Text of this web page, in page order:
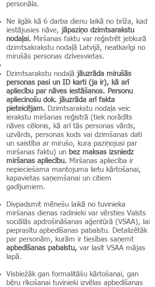
personāla.
Ne ilgāk kā 6 darba dienu laikā no brīža, kad
iestājusies nāve, jāpaziņo dzimtsarakstu
nodaļai. Miršanas faktu var reģistrēt jebkurā
dzimtsakrakstu nodaļā Latvijā, neatkarīgi no
mirušās personas dzīvesvietas.
Dzimtsarakstu nodaļā jāuzrāda mirušās
personas pasi un ID karti (ja ir), kā arī
apliecību par nāves iestāšanos. Personu
apliecinošu dok. jāuzrāda arī fakta
pieteicējam. Dzimtsarakstu nodaļa veic
ierakstu miršanas reģistrā (tiek norādīts
nāves cēlonis, kā arī tās personas vārds,
uzvārds, personas kods vai dzimšanas dati
un saistība ar mirušo, kura paziņojusi par
miršanas faktu) un bez maksas izsniedz
miršanas apliecību. Miršanas apliecība ir
nepieciešama mantojuma lietu kārtošanai,
kapavietas saņemšanai un citiem
gadījumiem.
Divpadsmit mēnešu laikā no tuvinieka
miršanas dienas radinieki var vērsties Valsts
sociālās apdrošināšanas aģentūrā (VSAA), lai
pieprasītu apbedīšanas pabalstu. Detalizētāk
par personām, kurām ir tiesības saņemt
apbedīšanas pabalstu, var lasīt VSAA mājas
lapā.
Visbiežāk gan formalitāšu kārtošanai, gan
bēru rīkošanai tuvinieki izvēlas apbedīšanas